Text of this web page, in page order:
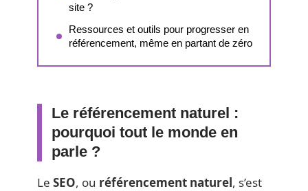
site ?
Ressources et outils pour progresser en
référencement, même en partant de zéro
Le référencement naturel :
pourquoi tout le monde en
parle ?
Le SEO, ou référencement naturel, s’est